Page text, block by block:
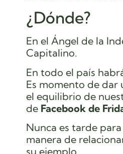
¿Dónde?
En el Ángel de la
Capitalino.
En todo el país
Es momento de dar
el equilibrio de
de Facebook de
Nunca es tarde
manera de
su ejemplo.